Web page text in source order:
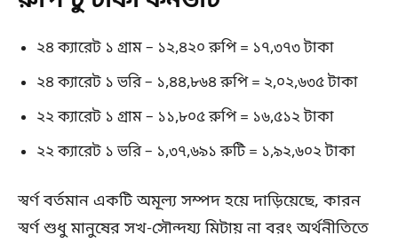
২৪ ক্যারেট ১ গ্রাম – ১২,৪২০ রুপি = ১৭,৩৭৩ টাকা
২৪ ক্যারেট ১ ভরি – ১,৪৪,৮৬৪ রুপি = ২,০২,৬৩৫ টাকা
২২ ক্যারেট ১ গ্রাম – ১১,৮০৫ রুপি = ১৬,৫১২ টাকা
২২ ক্যারেট ১ ভরি – ১,৩৭,৬৯১ রুটি = ১,৯২,৬০২ টাকা
স্বর্ণ বর্তমান একটি অমূল্য সম্পদ হয়ে দাড়িয়েছে, কারন
স্বর্ণ শুধু মানুষের সখ-সৌন্দয্য মিটায় না বরং অর্থনীতিতে